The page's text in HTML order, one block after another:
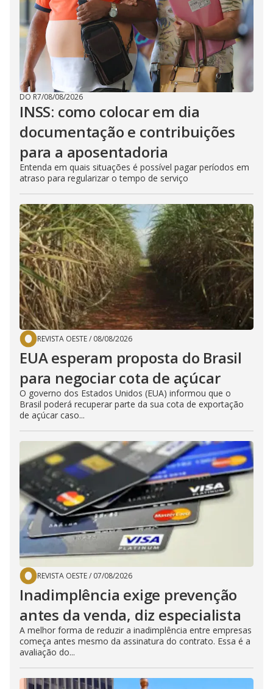
DO R7/08/08/2026
INSS: como colocar em dia
documentação e contribuições
para a aposentadoria
Entenda em quais situações é possível pagar períodos em
atraso para regularizar o tempo de serviço
REVISTA OESTE/ 08/08/2026
EUA esperam proposta do Brasil
para negociar cota de açúcar
O governo dos Estados Unidos (EUA) informou que o
Brasil poderá recuperar parte da sua cota de exportação
de açúcar caso...
REVISTA OESTE/ 07/08/2026
Inadimplência exige prevenção
antes da venda, diz especialista
A melhor forma de reduzir a inadimplência entre empresas
começa antes mesmo da assinatura do contrato. Essa é a
avaliação do...